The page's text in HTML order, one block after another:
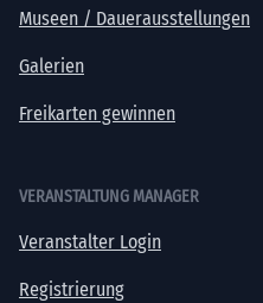
Museen / Dauerausstellungen
Galerien
Freikarten gewinnen
VERANSTALTUNG MANAGER
Veranstalter Login
Registrierung